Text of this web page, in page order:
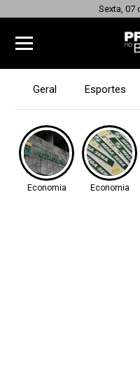
Sexta, 07
Geral Esportes
Economia Economia